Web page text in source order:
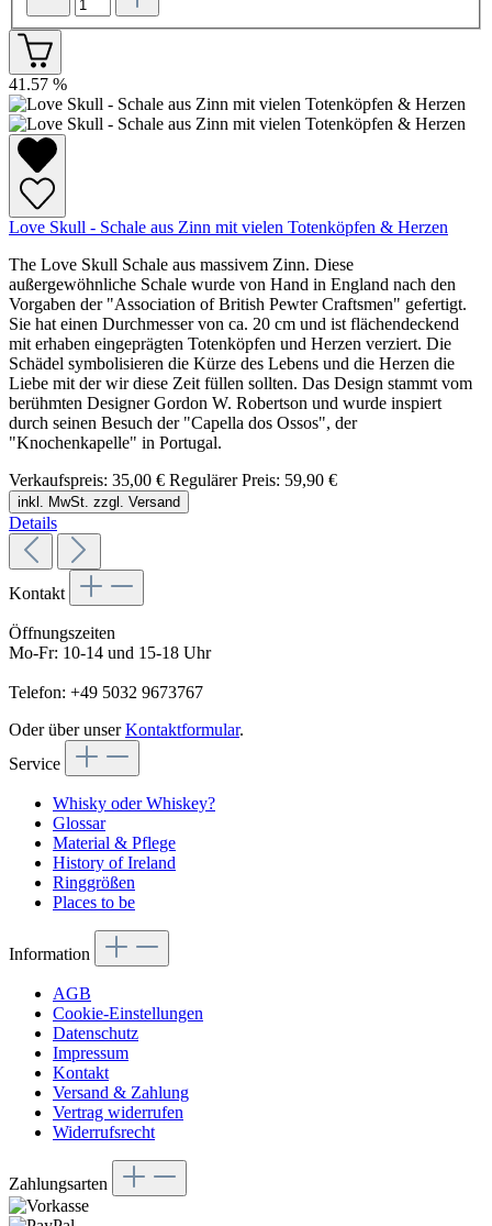
41.57 %
Love Skull - Schale aus Zinn mit vielen Totenköpfen & Herzen
The Love Skull Schale aus massivem Zinn. Diese
außergewöhnliche Schale wurde von Hand in England nach den
Vorgaben der "Association of British Pewter Craftsmen" gefertigt.
Sie hat einen Durchmesser von ca. 20 cm und ist flächendeckend
mit erhaben eingeprägten Totenköpfen und Herzen verziert. Die
Schädel symbolisieren die Kürze des Lebens und die Herzen die
Liebe mit der wir diese Zeit füllen sollten. Das Design stammt vom
berühmten Designer Gordon W. Robertson und wurde inspiert
durch seinen Besuch der "Capella dos Ossos", der
"Knochenkapelle" in Portugal.
Verkaufspreis: 35,00 € Regulärer Preis: 59,90 €
inkl. MwSt. zzgl. Versand
Details
Kontakt
Öffnungszeiten
Mo-Fr: 10-14 und 15-18 Uhr
Telefon: +49 5032 9673767
Oder über unserKontaktformular.
Service
Whisky oder Whiskey?
Glossar
Material & Pflege
History of Ireland
Ringgrößen
Places to be
Information
AGB
Cookie-Einstellungen
Datenschutz
Impressum
Kontakt
Versand & Zahlung
Vertrag widerrufen
Widerrufsrecht
Zahlungsarten